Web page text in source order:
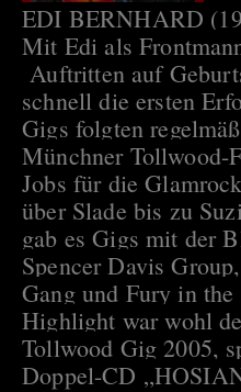
EDI BERNHARD
Mit Edi als
Auftritten auf
schnell die ersten
Gigs folgten
Münchner Tollwood-
Jobs für die
über Slade bis zu
gab es Gigs mit der
Spencer Davis
Gang und Fury in the
Highlight war wohl
Tollwood Gig 2005,
Doppel-CD